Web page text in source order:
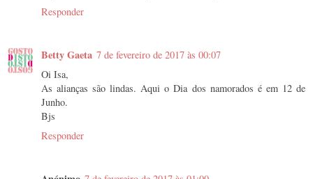
Responder
Betty Gaeta 7 de fevereiro de 2017 às 00:07
Oi Isa,
As alianças são lindas. Aqui o Dia dos namorados é em 12 de
Junho.
Bjs
Responder